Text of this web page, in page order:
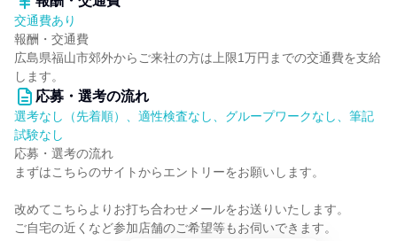
交通費あり
報酬・交通費
広島県福山市郊外からご来社の方は上限1万円までの交通費を支給
します。
応募・選考の流れ
選考なし（先着順）、適性検査なし、グループワークなし、筆記
試験なし
応募・選考の流れ
まずはこちらのサイトからエントリーをお願いします。
改めてこちらよりお打ち合わせメールをお送りいたします。
ご自宅の近くなど参加店舗のご希望等もお伺いできます。